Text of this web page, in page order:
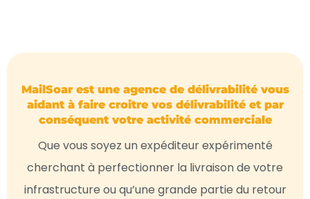
MailSoar est une agence de délivrabilité vous
aidant à faire croitre vos délivrabilité et par
conséquent votre activité commerciale
Que vous soyez un expéditeur expérimenté
cherchant à perfectionner la livraison de votre
infrastructure ou qu’une grande partie du retour